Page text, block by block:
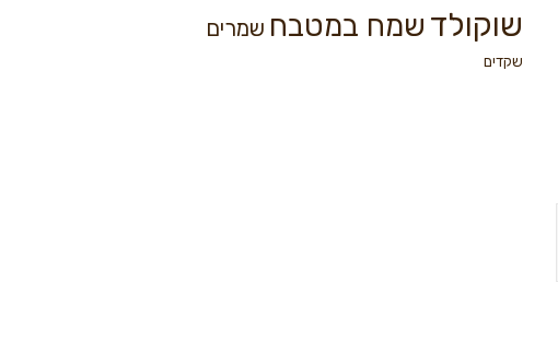
שוקולד שמח במטבח שמרים
שקדים